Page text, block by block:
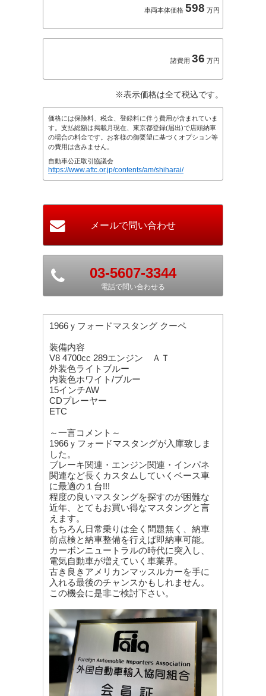
車両本体価格 598 万円
諸費用 36 万円
※表示価格は全て税込です。
価格には保険料、税金、登録料に伴う費用が含まれていま
す。支払総額は掲載月現在、東京都登録(届出)で店頭納車
の場合の料金です。お客様の御要望に基づくオプション等
の費用は含みません。
自動車公正取引協議会
https://www.aftc.or.jp/contents/am/shiharai/
03-5607-3344
電話で問い合わせる
1966ｙフォードマスタング クーペ
装備内容
V8 4700cc 289エンジン ＡＴ
外装色ライトブルー
内装色ホワイト/ブルー
15インチAW
CDプレーヤー
ETC
～一言コメント～
1966ｙフォードマスタングが入庫致しま
した。
ブレーキ関連・エンジン関連・インパネ
関連など長くカスタムしていくベース車
に最適の１台!!!
程度の良いマスタングを探すのが困難な
近年、とてもお買い得なマスタングと言
えます。
もちろん日常乗りは全く問題無く、納車
前点検と納車整備を行えば即納車可能。
カーボンニュートラルの時代に突入し、
電気自動車が増えていく車業界。
古き良きアメリカンマッスルカーを手に
入れる最後のチャンスかもしれません。
この機会に是非ご検討下さい。